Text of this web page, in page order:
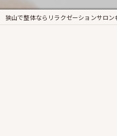
狭山で整体ならリラクゼーションサロン